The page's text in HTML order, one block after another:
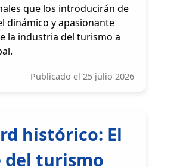
que los introducirán de
dinámico y apasionante
la industria del turismo a
Publicado el 25 julio 2026
histórico: El
del turismo